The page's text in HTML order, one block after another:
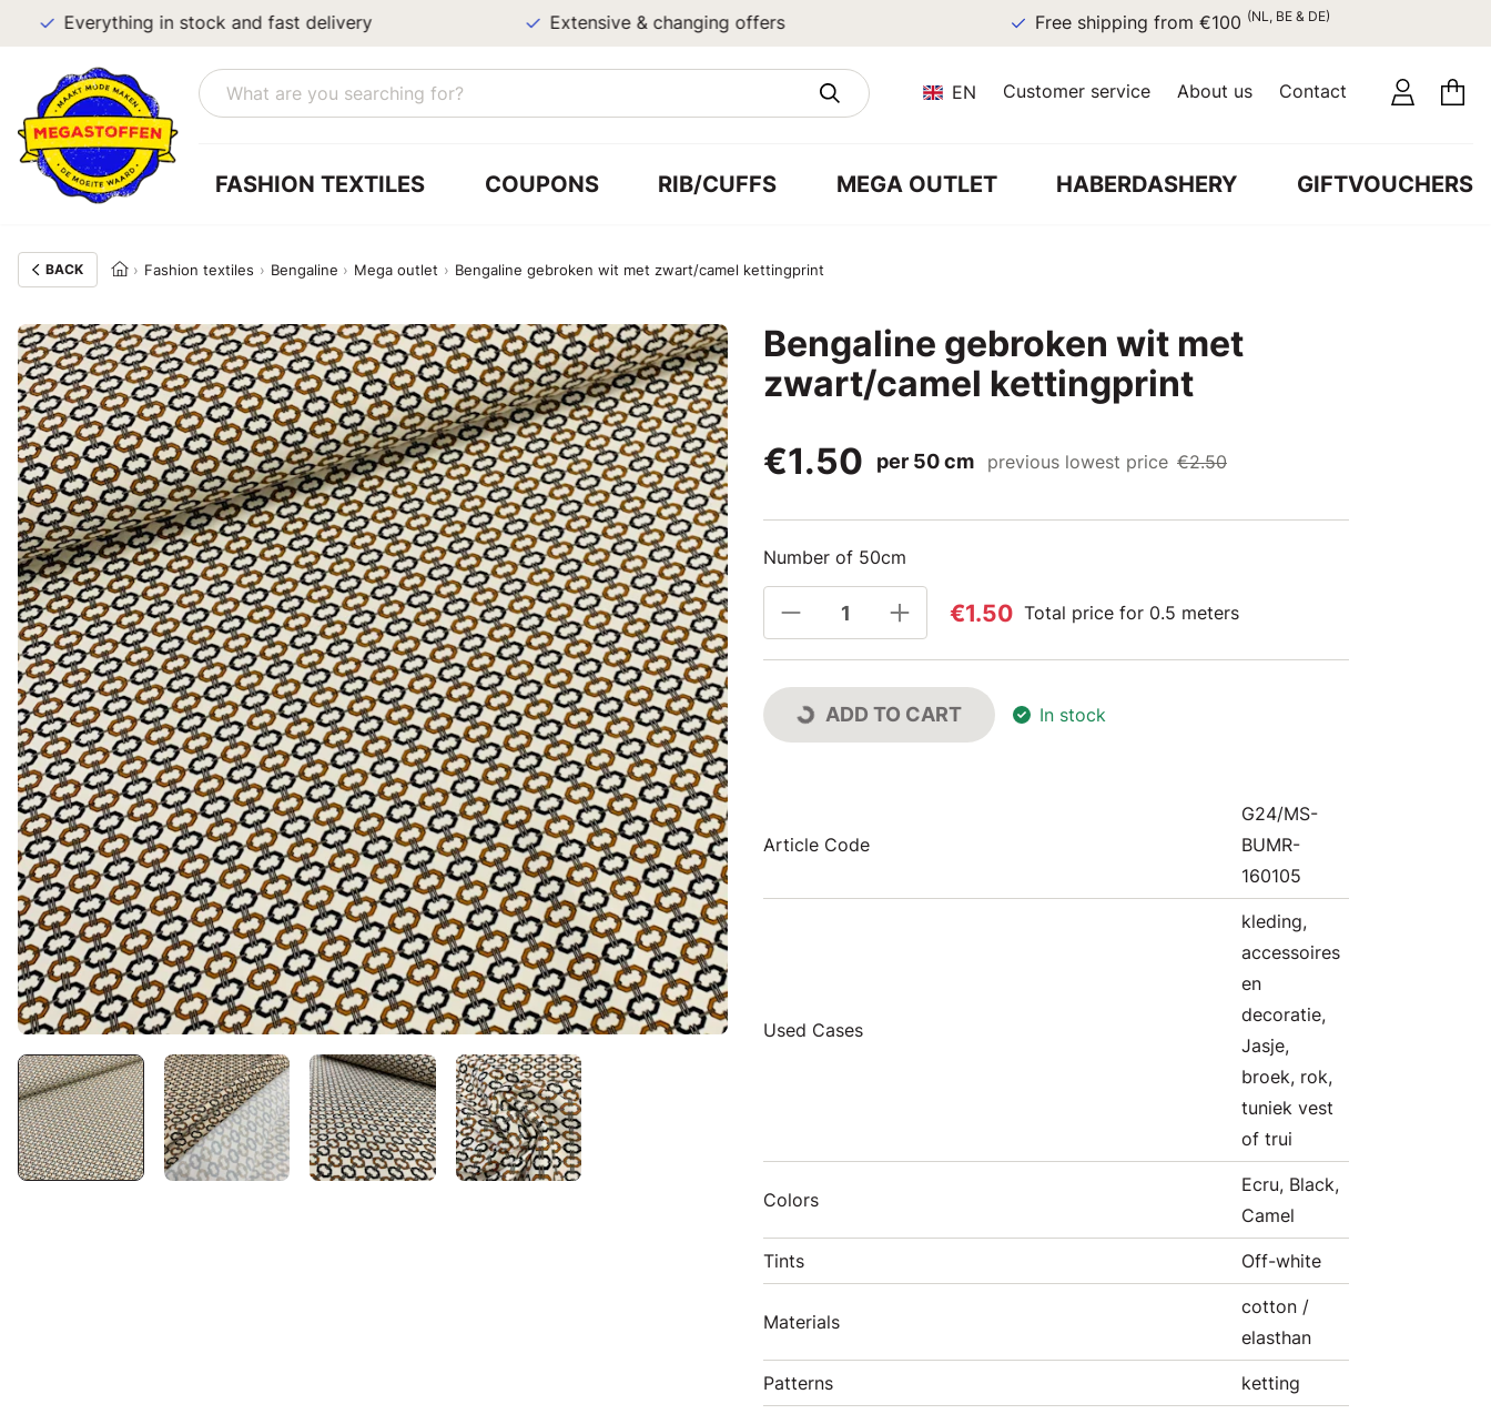
Everything in stock and fast delivery Extensive & changing offers Free shipping from €100 (NL, BE & DE)
EN Customer service About us Contact
FASHION TEXTILES COUPONS RIB/CUFFS MEGA OUTLET HABERDASHERY GIFTVOUCHERS
BACK Fashion textiles Bengaline Mega outlet Bengaline gebroken wit met zwart/camel kettingprint
Bengaline gebroken wit met
zwart/camel kettingprint
€1.50
per 50 cm previous lowest price €2.50
Number of 50cm
€1.50 Total price for 0.5 meters
ADD TO CART In stock
Article Code
G24/MS-
BUMR-
160105
Used Cases
kleding,
accessoires
en
decoratie,
Jasje,
broek, rok,
tuniek vest
of trui
Colors
Ecru, Black,
Camel
Tints Off-white
Materials
cotton /
elasthan
Patterns ketting